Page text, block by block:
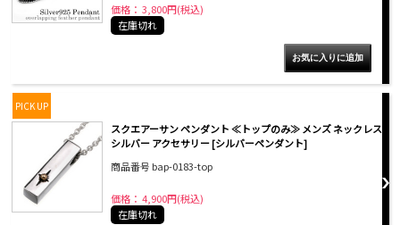
価格： 3,800円(税込)
在庫切れ
PICK UP
スクエアーサン ペンダント ≪トップのみ≫ メンズ ネックレス
シルバー アクセサリー [シルバーペンダント]
商品番号 bap-0183-top
価格： 4,900円(税込)
在庫切れ